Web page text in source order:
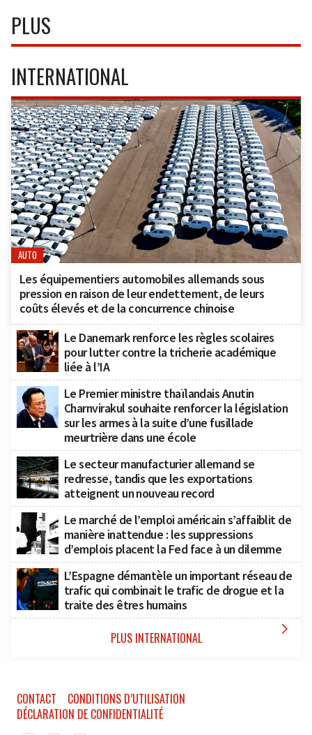
PLUS
INTERNATIONAL
AUTO
Les équipementiers automobiles allemands sous
pression en raison de leur endettement, de leurs
coûts élevés et de la concurrence chinoise
Le Danemark renforce les règles scolaires
pour lutter contre la tricherie académique
liée à l’IA
Le Premier ministre thaïlandais Anutin
Charnvirakul souhaite renforcer la législation
sur les armes à la suite d’une fusillade
meurtrière dans une école
Le secteur manufacturier allemand se
redresse, tandis que les exportations
atteignent un nouveau record
Le marché de l’emploi américain s’affaiblit de
manière inattendue : les suppressions
d’emplois placent la Fed face à un dilemme
L’Espagne démantèle un important réseau de
trafic qui combinait le trafic de drogue et la
traite des êtres humains
PLUS INTERNATIONAL 
CONTACT
CONDITIONS D’UTILISATION
DÉCLARATION DE CONFIDENTIALITÉ